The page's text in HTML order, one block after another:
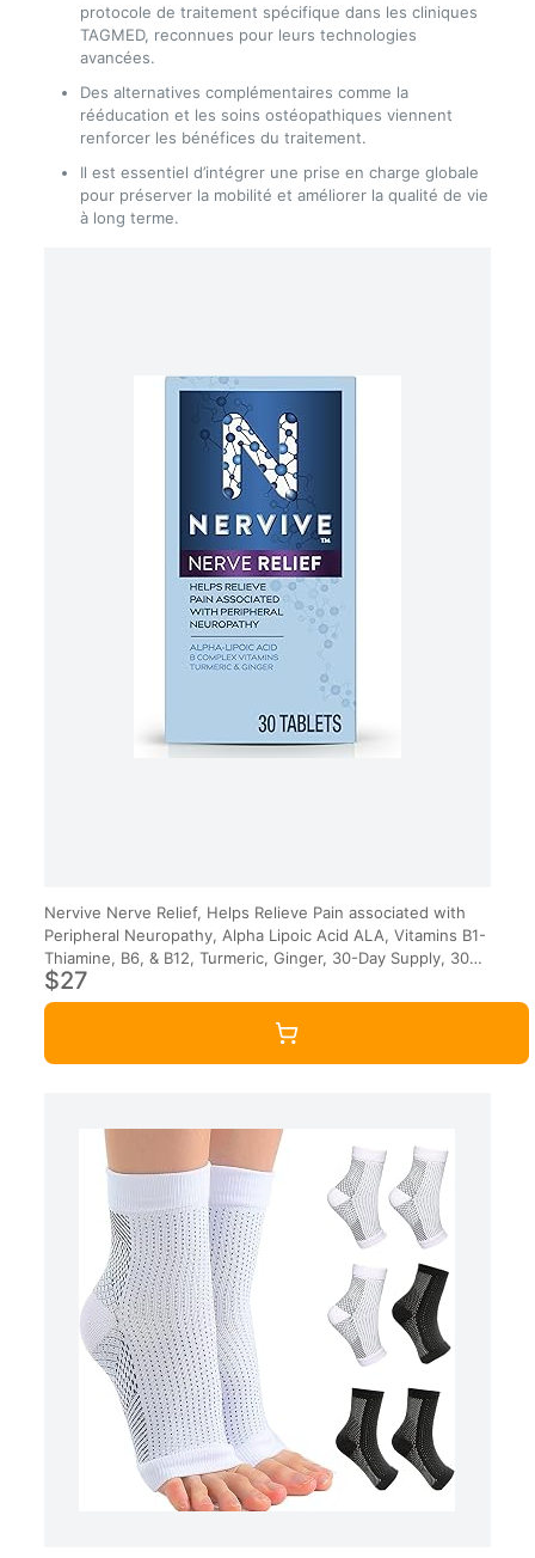
protocole de traitement spécifique dans les cliniques
TAGMED, reconnues pour leurs technologies
avancées.
Des alternatives complémentaires comme la
rééducation et les soins ostéopathiques viennent
renforcer les bénéfices du traitement.
Il est essentiel d’intégrer une prise en charge globale
pour préserver la mobilité et améliorer la qualité de vie
à long terme.
Nervive Nerve Relief, Helps Relieve Pain associated with
Peripheral Neuropathy, Alpha Lipoic Acid ALA, Vitamins B1-
Thiamine, B6, & B12, Turmeric, Ginger, 30-Day Supply, 30
Count
$27